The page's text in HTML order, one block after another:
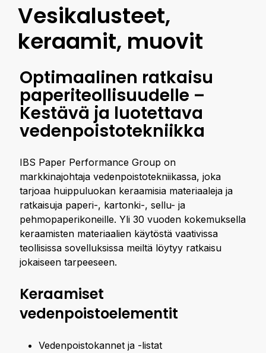
Vesikalusteet,
keraamit, muovit
Optimaalinen ratkaisu
paperiteollisuudelle –
Kestävä ja luotettava
vedenpoistotekniikka
IBS Paper Performance Group on
markkinajohtaja vedenpoistotekniikassa, joka
tarjoaa huippuluokan keraamisia materiaaleja ja
ratkaisuja paperi-, kartonki-, sellu- ja
pehmopaperikoneille. Yli 30 vuoden kokemuksella
keraamisten materiaalien käytöstä vaativissa
teollisissa sovelluksissa meiltä löytyy ratkaisu
jokaiseen tarpeeseen.
Keraamiset
vedenpoistoelementit
Vedenpoistokannet ja -listat